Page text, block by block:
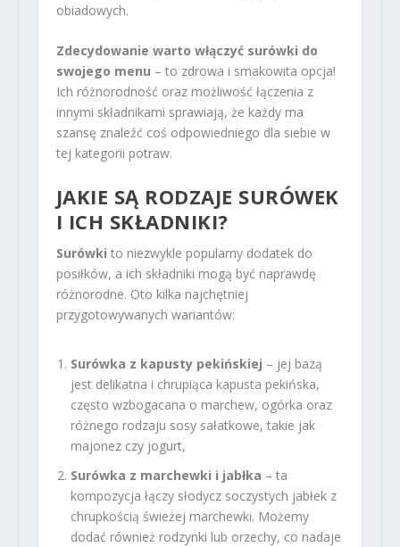
obiadowych.
Zdecydowanie warto włączyć surówki do
swojego menu – to zdrowa i smakowita opcja!
Ich różnorodność oraz możliwość łączenia z
innymi składnikami sprawiają, że każdy ma
szansę znaleźć coś odpowiedniego dla siebie w
tej kategorii potraw.
JAKIE SĄ RODZAJE SURÓWEK
I ICH SKŁADNIKI?
Surówki to niezwykle popularny dodatek do
posiłków, a ich składniki mogą być naprawdę
różnorodne. Oto kilka najchętniej
przygotowywanych wariantów:
Surówka z kapusty pekińskiej – jej bazą
jest delikatna i chrupiąca kapusta pekińska,
często wzbogacana o marchew, ogórka oraz
różnego rodzaju sosy sałatkowe, takie jak
majonez czy jogurt,
Surówka z marchewki i jabłka – ta
kompozycja łączy słodycz soczystych jabłek z
chrupkością świeżej marchewki. Możemy
dodać również rodzynki lub orzechy, co nadaje